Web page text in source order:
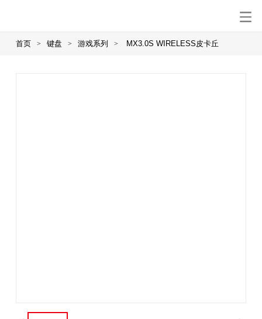
首页 > 键盘 > 游戏系列 > MX3.0S WIRELESS皮卡丘